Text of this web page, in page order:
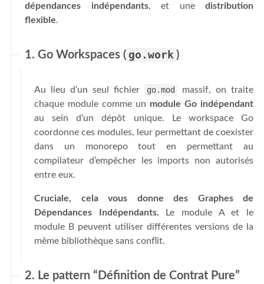
dépendances indépendants, et une distribution
flexible.
1. Go Workspaces ( go.work )
Au lieu d’un seul fichier go.mod
massif, on traite
chaque module comme un module Go indépendant
au sein d’un dépôt unique. Le workspace Go
coordonne ces modules, leur permettant de coexister
dans un monorepo tout en permettant au
compilateur d’empêcher les imports non autorisés
entre eux.
Cruciale, cela vous donne des Graphes de
Dépendances Indépendants. Le module A et le
module B peuvent utiliser différentes versions de la
même bibliothèque sans conflit.
2. Le pattern “Définition de Contrat Pure”